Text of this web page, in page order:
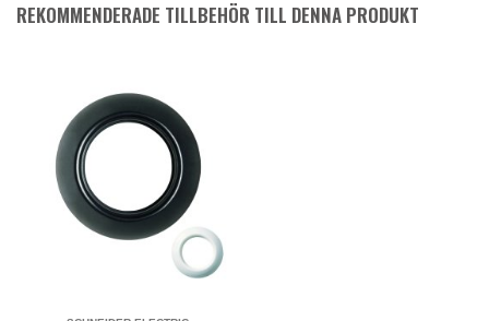
REKOMMENDERADE TILLBEHÖR TILL DENNA PRODUKT